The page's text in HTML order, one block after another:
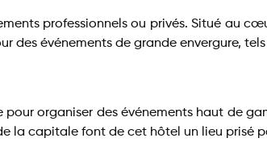
professionnels ou privés. Situé au
des événements de grande envergure,
organiser des événements haut de
capitale font de cet hôtel un lieu prisé